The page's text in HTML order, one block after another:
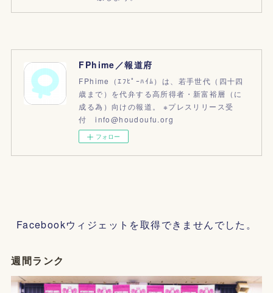
FPhime／報道府
FPhime（ｴﾌﾋﾟｰﾊｲﾑ）は、若手世代（四十四
歳まで）を代弁する高所得者・新富裕層（に
成る為）向けの報道。 ※プレスリリース受
付 info@houdoufu.org
フォロー
Facebookウィジェットを取得できませんでした。
週間ランク